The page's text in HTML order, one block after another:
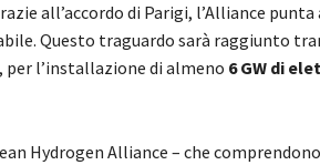
all’accordo di Parigi, l’Alliance punta
Questo traguardo sarà raggiunto
l’installazione di almeno 6 GW di
Hydrogen Alliance – che